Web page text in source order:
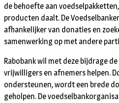
de behoefte aan
producten daalt. De
afhankelijker van donaties en
samenwerking op met andere
Rabobank wil met deze bijdrage
vrijwilligers en afnemers helpen.
ondersteunen, wordt een brede
geholpen. De